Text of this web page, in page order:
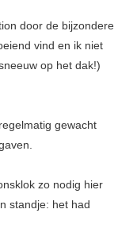
door de bijzondere
vind en ik niet
op het dak!)
gewacht
zo nodig hier
standje: het had